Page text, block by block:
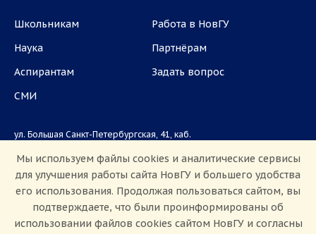
Школьникам
Наука
Аспирантам
СМИ
Работа в НовГУ
Партнёрам
Задать вопрос
ул. Большая Санкт-Петербургская, 41, каб.
Приемная комиссия: +7(8162)33-20-44
Мы используем файлы cookies и аналитические сервисы
для улучшения работы сайта НовГУ и большего удобства
его использования. Продолжая пользоваться сайтом, вы
подтверждаете, что были проинформированы об
использовании файлов cookies сайтом НовГУ и согласны